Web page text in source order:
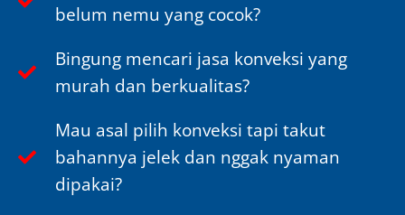
belum nemu yang cocok?
Bingung mencari jasa konveksi yang
murah dan berkualitas?
Mau asal pilih konveksi tapi takut
bahannya jelek dan nggak nyaman
dipakai?